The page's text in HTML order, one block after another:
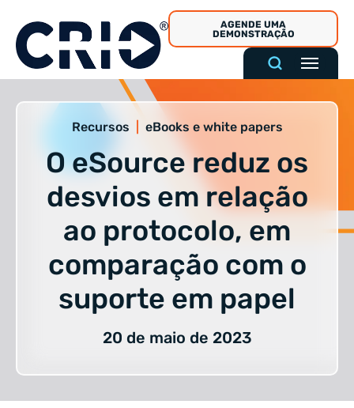
para
conteúdo
AGENDE UMA
DEMONSTRAÇÃO
Recursos eBooks e white papers
O eSource reduz os
desvios em relação
ao protocolo, em
comparação com o
suporte em papel
20 de maio de 2023